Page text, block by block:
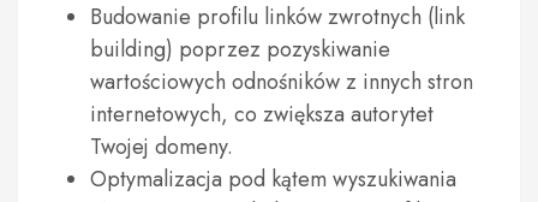
Budowanie profilu linków zwrotnych (link
building) poprzez pozyskiwanie
wartościowych odnośników z innych stron
internetowych, co zwiększa autorytet
Twojej domeny.
Optymalizacja pod kątem wyszukiwania